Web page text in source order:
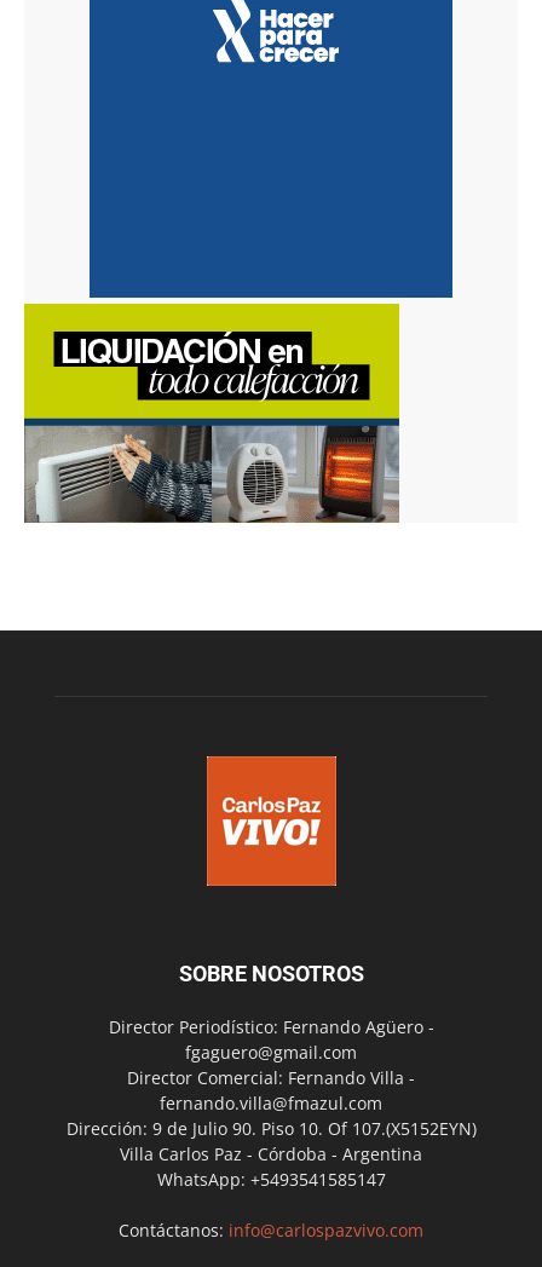
SOBRE NOSOTROS
Director Periodístico: Fernando Agüero -
fgaguero@gmail.com
Director Comercial: Fernando Villa -
fernando.villa@fmazul.com
Dirección: 9 de Julio 90. Piso 10. Of 107.(X5152EYN)
Villa Carlos Paz - Córdoba - Argentina
WhatsApp: +5493541585147
Contáctanos: info@carlospazvivo.com